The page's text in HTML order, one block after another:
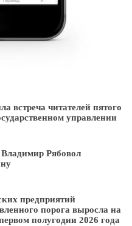
встреча читателей пятого
управлении
Рябовол
предприятий
порога выросла на
полугодии 2026 года